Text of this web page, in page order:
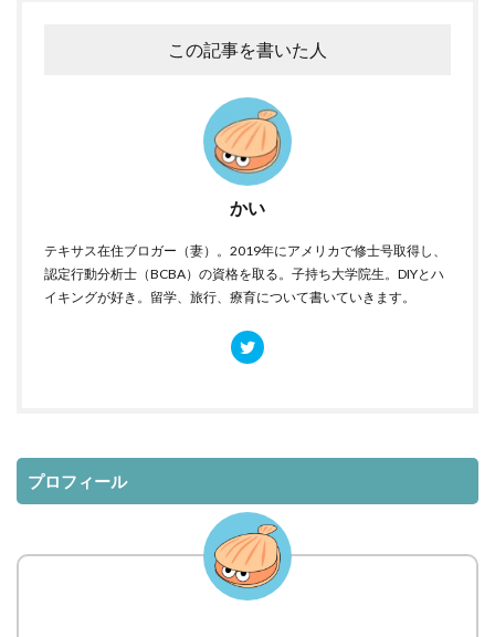
この記事を書いた人
かい
テキサス在住ブロガー（妻）。2019年にアメリカで修士号取得し、
認定行動分析士（BCBA）の資格を取る。子持ち大学院生。DIYとハ
イキングが好き。留学、旅行、療育について書いていきます。
プロフィール